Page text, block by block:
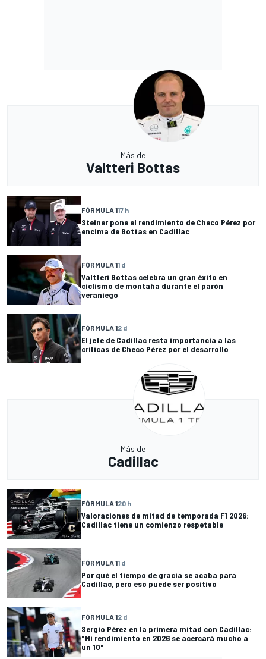
Más de
Valtteri Bottas
FÓRMULA 117 h
Steiner pone el rendimiento de Checo Pérez por
encima de Bottas en Cadillac
FÓRMULA 11 d
Valtteri Bottas celebra un gran éxito en
ciclismo de montaña durante el parón
veraniego
FÓRMULA 12 d
El jefe de Cadillac resta importancia a las
críticas de Checo Pérez por el desarrollo
Más de
Cadillac
FÓRMULA 120 h
Valoraciones de mitad de temporada F1 2026:
Cadillac tiene un comienzo respetable
FÓRMULA 11 d
Por qué el tiempo de gracia se acaba para
Cadillac, pero eso puede ser positivo
FÓRMULA 12 d
Sergio Pérez en la primera mitad con Cadillac:
"Mi rendimiento en 2026 se acercará mucho a
un 10"